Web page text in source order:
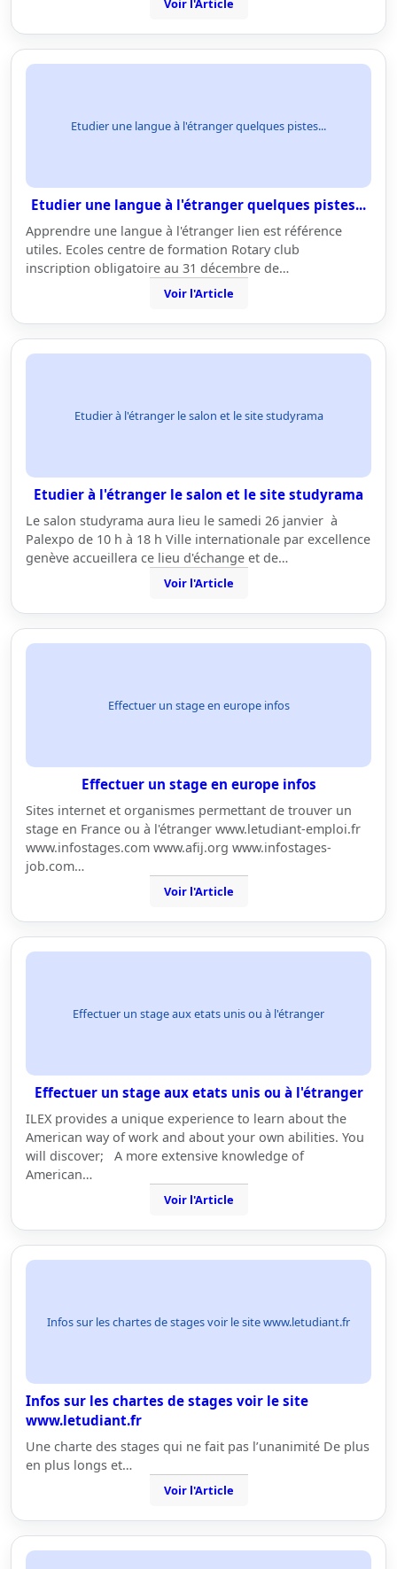
Voir l'Article
Etudier une langue à l'étranger quelques pistes...
Etudier une langue à l'étranger quelques pistes...
Apprendre une langue à l'étranger lien est référence
utiles. Ecoles centre de formation Rotary club
inscription obligatoire au 31 décembre de…
Voir l'Article
Etudier à l'étranger le salon et le site studyrama
Etudier à l'étranger le salon et le site studyrama
Le salon studyrama aura lieu le samedi 26 janvier à
Palexpo de 10 h à 18 h Ville internationale par excellence
genève accueillera ce lieu d'échange et de…
Voir l'Article
Effectuer un stage en europe infos
Effectuer un stage en europe infos
Sites internet et organismes permettant de trouver un
stage en France ou à l'étranger www.letudiant-emploi.fr
www.infostages.com www.afij.org www.infostages-
job.com…
Voir l'Article
Effectuer un stage aux etats unis ou à l'étranger
Effectuer un stage aux etats unis ou à l'étranger
ILEX provides a unique experience to learn about the
American way of work and about your own abilities. You
will discover; A more extensive knowledge of
American…
Voir l'Article
Infos sur les chartes de stages voir le site www.letudiant.fr
Infos sur les chartes de stages voir le site
www.letudiant.fr
Une charte des stages qui ne fait pas l’unanimité De plus
en plus longs et…
Voir l'Article